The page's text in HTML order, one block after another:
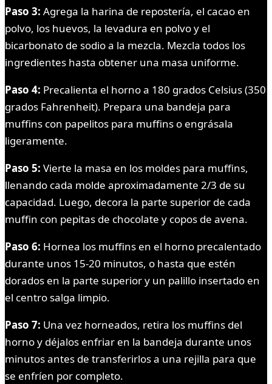
Paso 3: Agrega la harina de repostería, el cacao en
polvo, los huevos, la levadura en polvo y el
bicarbonato de sodio a la mezcla. Mezcla todos los
ingredientes hasta obtener una masa uniforme.
Paso 4: Precalienta el horno a 180 grados Celsius (350
grados Fahrenheit). Prepara una bandeja para
muffins con papelitos para muffins o engrásala
ligeramente.
Paso 5: Vierte la masa en los moldes para muffins,
llenando cada molde aproximadamente 2/3 de su
capacidad. Luego, decora la parte superior de cada
muffin con pepitas de chocolate y copos de avena.
Paso 6: Hornea los muffins en el horno precalentado
durante unos 15-20 minutos, o hasta que estén
dorados en la parte superior y un palillo insertado en
el centro salga limpio.
Paso 7: Una vez horneados, retira los muffins del
horno y déjalos enfriar en la bandeja durante unos
minutos antes de transferirlos a una rejilla para que
se enfríen por completo.